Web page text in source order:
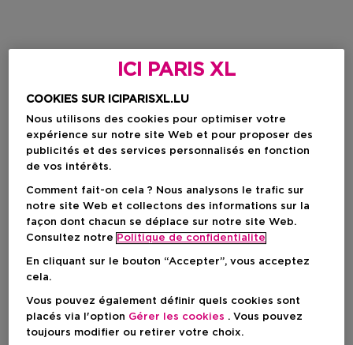
ICI PARIS XL
COOKIES SUR ICIPARISXL.LU
Nous utilisons des cookies pour optimiser votre
expérience sur notre site Web et pour proposer des
publicités et des services personnalisés en fonction
de vos intérêts.
Comment fait-on cela ? Nous analysons le trafic sur
notre site Web et collectons des informations sur la
façon dont chacun se déplace sur notre site Web.
Consultez notre Politique de confidentialite
En cliquant sur le bouton “Accepter”, vous acceptez
cela.
Vous pouvez également définir quels cookies sont
placés via l'option Gérer les cookies . Vous pouvez
toujours modifier ou retirer votre choix.